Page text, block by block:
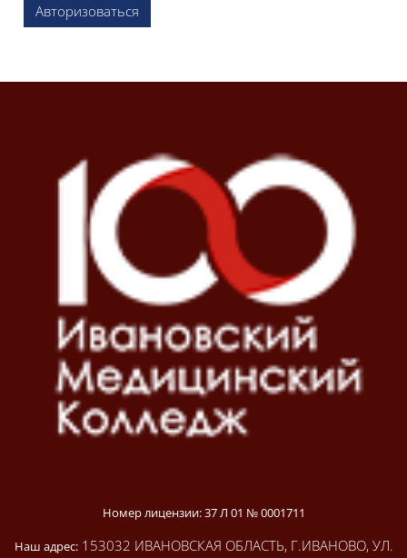
Авторизоваться
Номер лицензии: 37 Л 01 № 0001711
Наш адрес:153032 ИВАНОВСКАЯ ОБЛАСТЬ, Г.ИВАНОВО, УЛ.